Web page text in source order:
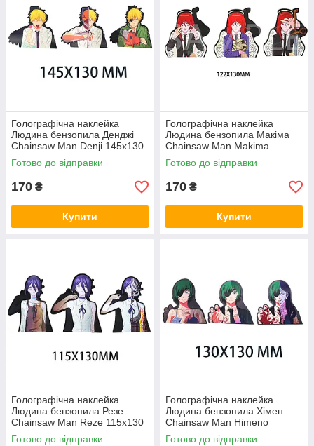
Голографічна наклейка
Людина бензопила Денджі
Chainsaw Man Denji 145x130
мм
Готово до відправки
170 ₴
Купити
Голографічна наклейка
Людина бензопила Макіма
Chainsaw Man Makima
122x130 мм
Готово до відправки
170 ₴
Купити
Голографічна наклейка
Людина бензопила Резе
Chainsaw Man Reze 115x130
мм
Готово до відправки
Голографічна наклейка
Людина бензопила Хімен
Chainsaw Man Himeno
130x130 мм
Готово до відправки